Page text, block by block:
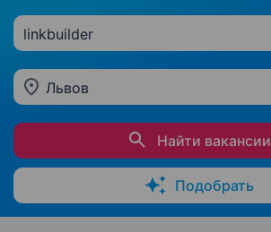
linkbuilder
Львов
Найти вакансии
Подобрать